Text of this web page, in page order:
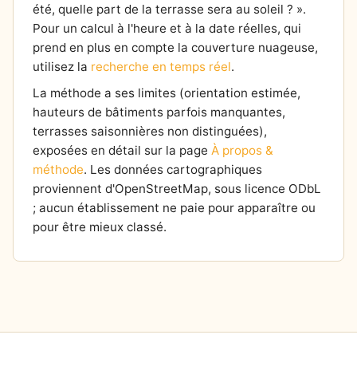
été, quelle part de la terrasse sera au soleil ? ».
Pour un calcul à l'heure et à la date réelles, qui
prend en plus en compte la couverture nuageuse,
utilisez la recherche en temps réel.
La méthode a ses limites (orientation estimée,
hauteurs de bâtiments parfois manquantes,
terrasses saisonnières non distinguées),
exposées en détail sur la page À propos &
méthode. Les données cartographiques
proviennent d'OpenStreetMap, sous licence ODbL
; aucun établissement ne paie pour apparaître ou
pour être mieux classé.